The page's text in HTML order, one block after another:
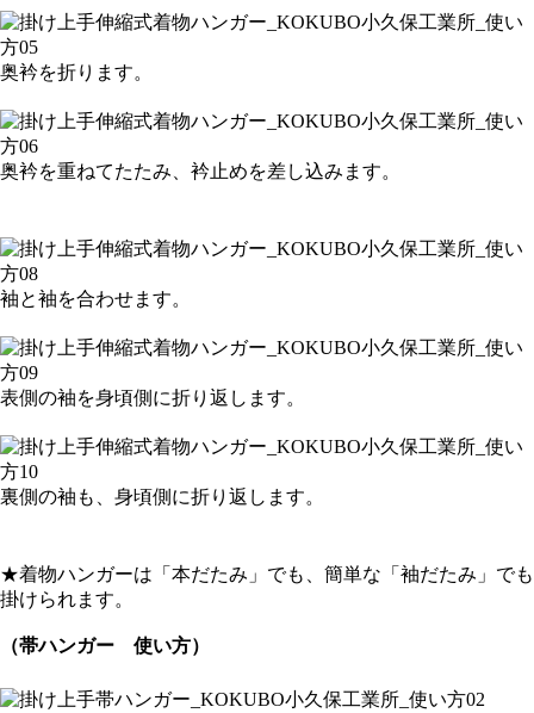
奥衿を折ります。
奥衿を重ねてたたみ、衿止めを差し込みます。
袖と袖を合わせます。
表側の袖を身頃側に折り返します。
裏側の袖も、身頃側に折り返します。
★着物ハンガーは「本だたみ」でも、簡単な「袖だたみ」でも
掛けられます。
（帯ハンガー 使い方）